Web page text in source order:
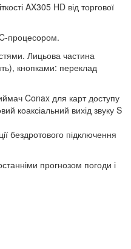
AX305 HD від торгової
процесором.
Лицьова частина
кнопками: переклад
Conax для карт доступу
коаксіальний вихід звуку S
бездротового підключення
прогнозом погоди і